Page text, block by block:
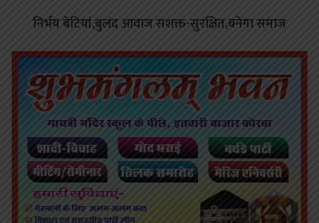
निर्भय बेटियां,बुलंद आवाज सशक्त-सुरक्षित,बनेगा समाज